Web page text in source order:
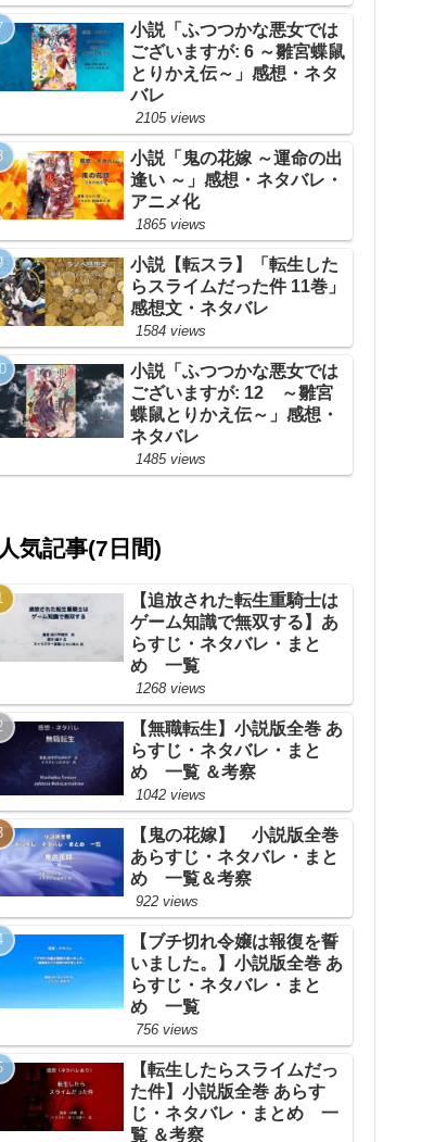
小説「ふつつかな悪女では
ございますが: 6 ～雛宮蝶鼠
とりかえ伝～」感想・ネタ
バレ
2105 views
小説「鬼の花嫁 ～運命の出
逢い ～」感想・ネタバレ・
アニメ化
1865 views
小説【転スラ】「転生した
らスライムだった件 11巻」
感想文・ネタバレ
1584 views
小説「ふつつかな悪女では
ございますが: 12 ～雛宮
蝶鼠とりかえ伝～」感想・
ネタバレ
1485 views
人気記事(7日間)
【追放された転生重騎士は
ゲーム知識で無双する】あ
らすじ・ネタバレ・まと
め 一覧
1268 views
【無職転生】小説版全巻 あ
らすじ・ネタバレ・まと
め 一覧 ＆考察
1042 views
【鬼の花嫁】 小説版全巻
あらすじ・ネタバレ・まと
め 一覧＆考察
922 views
【ブチ切れ令嬢は報復を誓
いました。】小説版全巻 あ
らすじ・ネタバレ・まと
め 一覧
756 views
【転生したらスライムだっ
た件】小説版全巻 あらす
じ・ネタバレ・まとめ 一
覧 ＆考察